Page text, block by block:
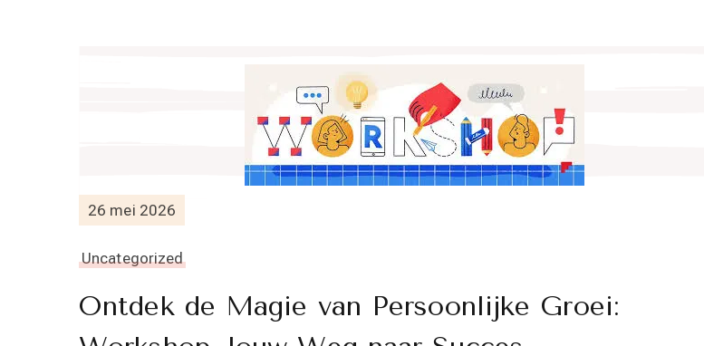
26 mei 2026
Uncategorized
Ontdek de Magie van Persoonlijke Groei: